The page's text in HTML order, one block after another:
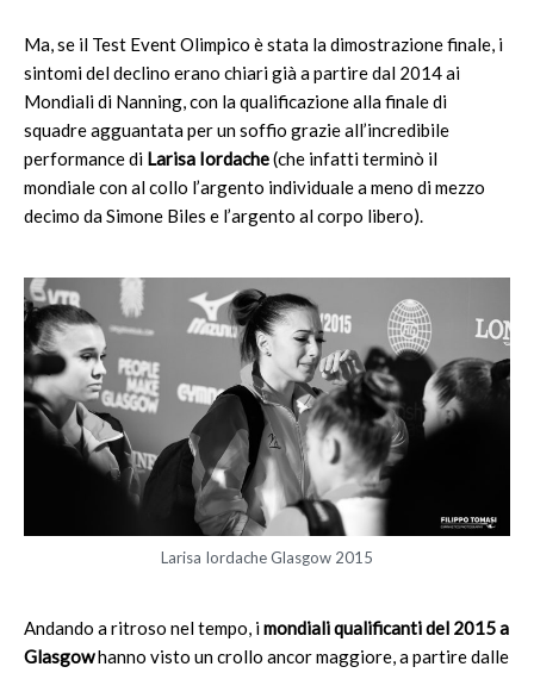
Ma, se il Test Event Olimpico è stata la dimostrazione finale, i
sintomi del declino erano chiari già a partire dal 2014 ai
Mondiali di Nanning, con la qualificazione alla finale di
squadre agguantata per un soffio grazie all’incredibile
performance di Larisa Iordache(che infatti terminò il
mondiale con al collo l’argento individuale a meno di mezzo
decimo da Simone Biles e l’argento al corpo libero).
Larisa Iordache Glasgow 2015
Andando a ritroso nel tempo, imondiali qualificanti del 2015 a
Glasgowhanno visto un crollo ancor maggiore, a partire dalle